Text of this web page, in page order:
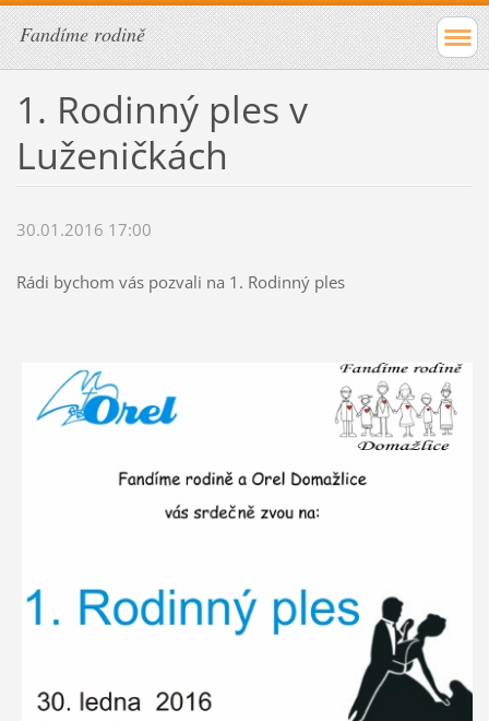
Fandíme rodině
1. Rodinný ples v
Luženičkách
30.01.2016 17:00
Rádi bychom vás pozvali na 1. Rodinný ples